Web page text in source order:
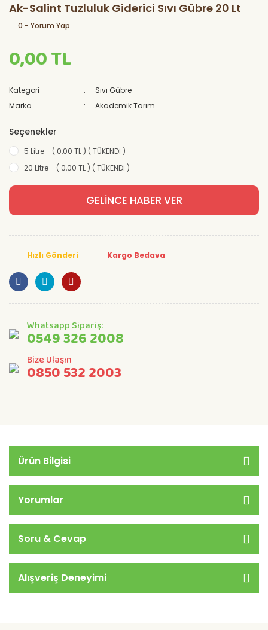
Ak-Salint Tuzluluk Giderici Sıvı Gübre 20 Lt
0 - Yorum Yap
0,00 TL
Kategori
Sıvı Gübre
Marka
Akademik Tarım
Seçenekler
5 Litre - ( 0,00 TL ) ( TÜKENDİ )
20 Litre - ( 0,00 TL ) ( TÜKENDİ )
GELİNCE HABER VER
Hızlı Gönderi Kargo Bedava
Whatsapp Sipariş:
0549 326 2008
Bize Ulaşın
0850 532 2003
Ürün Bilgisi
Yorumlar
Soru & Cevap
Alışveriş Deneyimi